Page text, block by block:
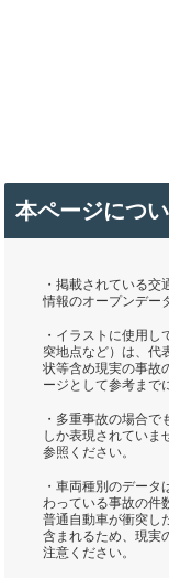
本ページにつ
・掲載されている
情報のオープンデー
・イラストに使用
突地点など）は、代
状等含め現実の事故
ージとして参考まで
・多重事故の場合
しか表現されていま
参照ください。
・車両種別のデー
わっている事故の件
普通自動車が衝突し
含まれるため、現実
注意ください。